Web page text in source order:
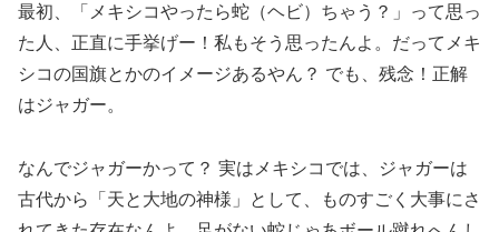
最初、「メキシコやったら蛇（ヘビ）ちゃう？」って思っ
た人、正直に手挙げー！私もそう思ったんよ。だってメキ
シコの国旗とかのイメージあるやん？ でも、残念！正解
はジャガー。
なんでジャガーかって？ 実はメキシコでは、ジャガーは
古代から「天と大地の神様」として、ものすごく大事にさ